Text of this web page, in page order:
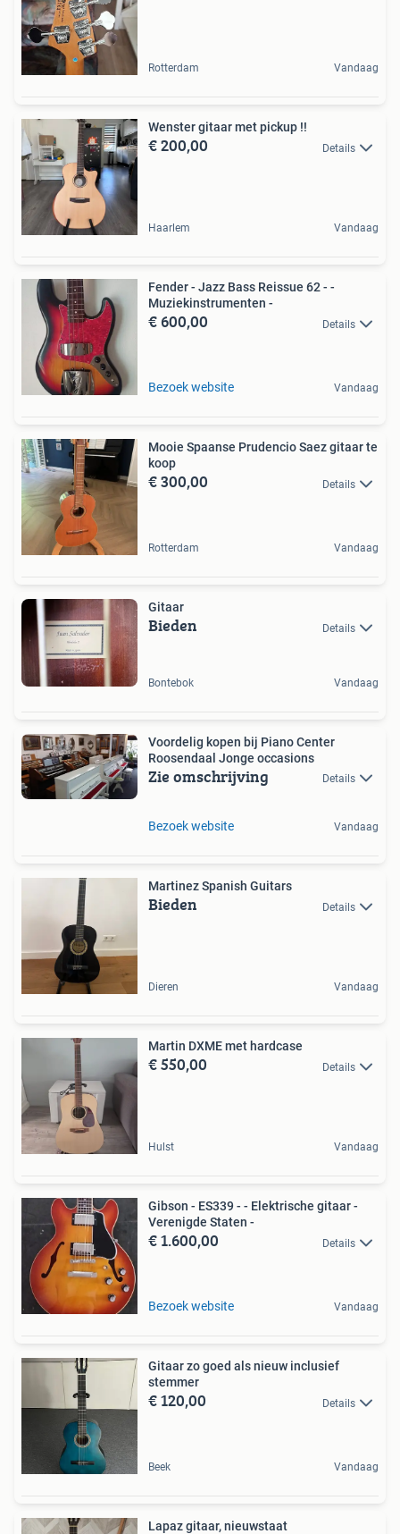
Rotterdam Vandaag
Wenster gitaar met pickup !!
€ 200,00 Details
Haarlem Vandaag
Fender - Jazz Bass Reissue 62 - -
Muziekinstrumenten -
€ 600,00 Details
Bezoek website Vandaag
Mooie Spaanse Prudencio Saez gitaar te
koop
€ 300,00 Details
Rotterdam Vandaag
Gitaar
Bieden Details
Bontebok Vandaag
Voordelig kopen bij Piano Center
Roosendaal Jonge occasions
Zie omschrijving Details
Bezoek website Vandaag
Martinez Spanish Guitars
Bieden Details
Dieren Vandaag
Martin DXME met hardcase
€ 550,00 Details
Hulst Vandaag
Gibson - ES339 - - Elektrische gitaar -
Verenigde Staten -
€ 1.600,00 Details
Bezoek website Vandaag
Gitaar zo goed als nieuw inclusief
stemmer
€ 120,00 Details
Beek Vandaag
Lapaz gitaar, nieuwstaat